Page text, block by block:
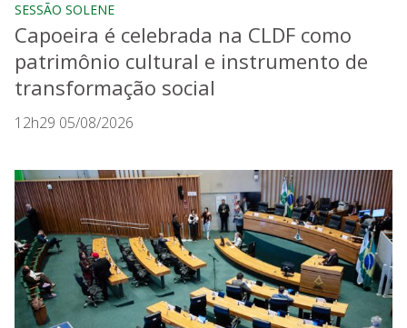
SESSÃO SOLENE
Capoeira é celebrada na CLDF como
patrimônio cultural e instrumento de
transformação social
12h29 05/08/2026